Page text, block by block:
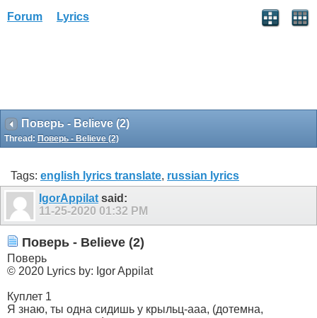
Forum Lyrics
Поверь - Believe (2)
Thread: Поверь - Believe (2)
Tags: english lyrics translate, russian lyrics
IgorAppilat said:
11-25-2020 01:32 PM
Поверь - Believe (2)
Поверь
© 2020 Lyrics by: Igor Appilat
Куплет 1
Я знаю, ты одна сидишь у крыльц-ааа, (дотемна,